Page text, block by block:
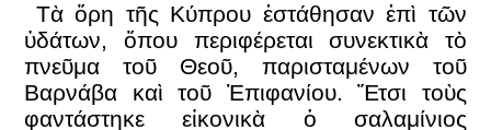
Τὰ ὄρη τῆς Κύπρου ἐστάθησαν ἐπὶ τῶν
ὑδάτων, ὅπου περιφέρεται συνεκτικὰ τὸ
πνεῦμα τοῦ Θεοῦ, παρισταμένων τοῦ
Βαρνάβα καὶ τοῦ Ἐπιφανίου. Ἔτσι τοὺς
φαντάστηκε εἰκονικὰ ὁ σαλαμίνιος